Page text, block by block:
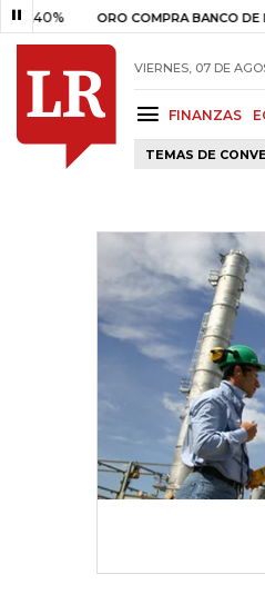
ORO COMPRA BANCO DE LA
VIERNES, 07 DE
FINANZAS
TEMAS DE